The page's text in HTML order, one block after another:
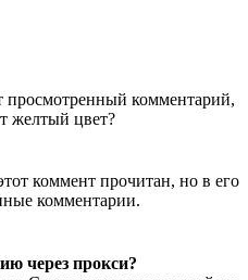
просмотренный комментарий,
желтый цвет?
коммент прочитан, но в его
комментарии.
через прокси?